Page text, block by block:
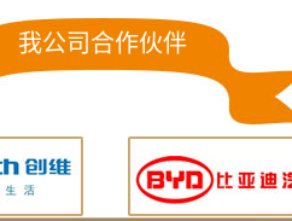
我公司合作伙伴